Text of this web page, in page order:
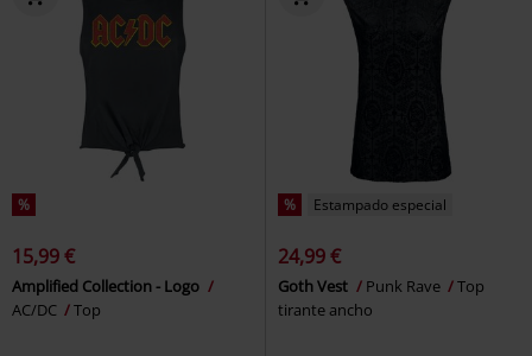
%
15,99 €
Amplified Collection - Logo
AC/DC
Top
% Estampado especial
24,99 €
Goth Vest Punk Rave
Top
tirante ancho